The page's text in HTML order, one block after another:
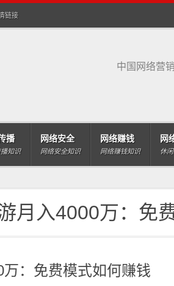
链接
中国网络营
播
知识
网络安全
网络安全知识
网络赚钱
网络赚钱知识
网
休
月入4000万：免
：免费模式如何赚钱